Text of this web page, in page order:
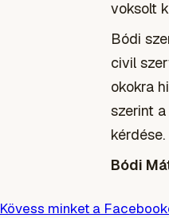
voksolt
Bódi
civil
okokra
szerint
kérdése.
Bódi
Kövess minket a